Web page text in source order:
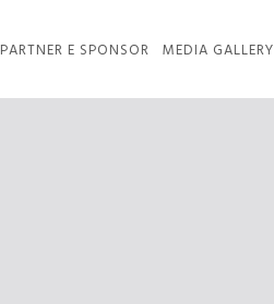
PARTNER E SPONSOR MEDIA GALLERY